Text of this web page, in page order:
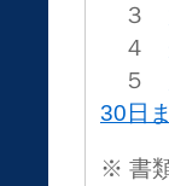
３
４
５
30日
※ 書